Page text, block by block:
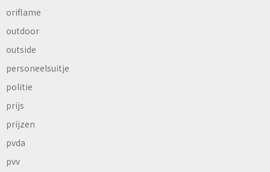
oriflame
outdoor
outside
personeelsuitje
politie
prijs
prijzen
pvda
pvv